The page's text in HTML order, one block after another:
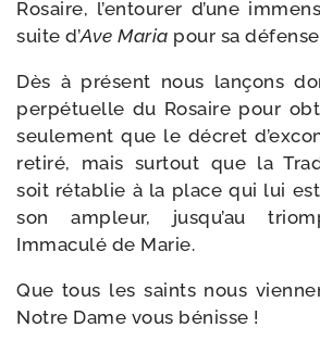
Rosaire, l’entourer d’une
suite d’Ave Maria pour sa
Dès à pré­sent nous lan­çons
per­pé­tuelle du Rosaire pour
seule­ment que le décret
reti­ré, mais sur­tout que la
soit réta­blie à la place qui lui
son ampleur, jusqu’au
Immaculé de Marie.
Que tous les saints nous
Notre Dame vous bénisse !